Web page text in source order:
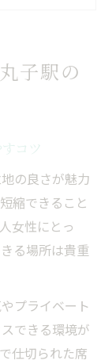
び方とは
ーの特徴
ポイント
美髪体験
評判を紹介
ス比較
アスタイル
子駅の
コツ
の良さが魅力
縮できること
女性にとっ
る場所は貴重
プライベート
できる環境が
仕切られた席